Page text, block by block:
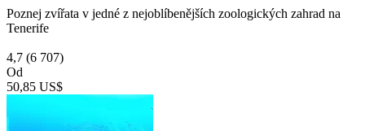
Poznej zvířata v jedné z nejoblíbenějších zoologických zahrad na
Tenerife
4,7 (6 707)
Od
50,85 US$